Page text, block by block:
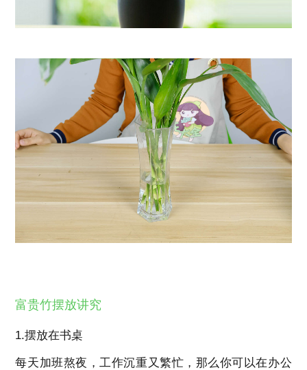
富贵竹摆放讲究
1.摆放在书桌
每天加班熬夜，工作沉重又繁忙，那么你可以在办公